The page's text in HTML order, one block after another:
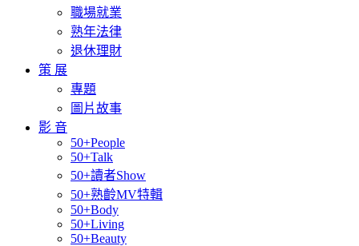
職場就業
熟年法律
退休理財
策 展
專題
圖片故事
影 音
50+People
50+Talk
50+讀者Show
50+熟齡MV特輯
50+Body
50+Living
50+Beauty